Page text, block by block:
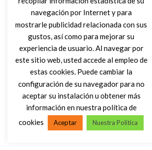
Leer Más
(C) DIRTY ROCK MAGAZINE
navegación por Internet y para
mostrarle publicidad relacionada con sus
gustos, así como para mejorar su
experiencia de usuario. Al navegar por
este sitio web, usted accede al empleo de
estas cookies. Puede cambiar la
configuración de su navegador para no
aceptar su instalación u obtener más
información en nuestra política de
cookies
Aceptar Nuestra Política